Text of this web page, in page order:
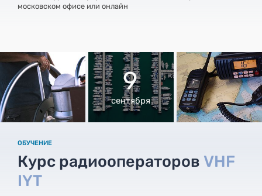
московском офисе или онлайн
9
сентября
ОБУЧЕНИЕ
Курс радиооператоров VHF
IYT